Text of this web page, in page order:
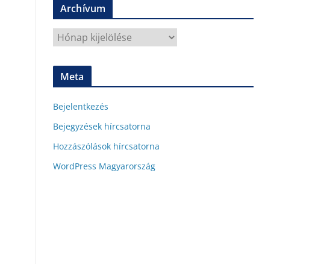
s
Archívum
r
c
v
u
Meta
Bejelentkezés
Bejegyzések hírcsatorna
Hozzászólások hírcsatorna
WordPress Magyarország